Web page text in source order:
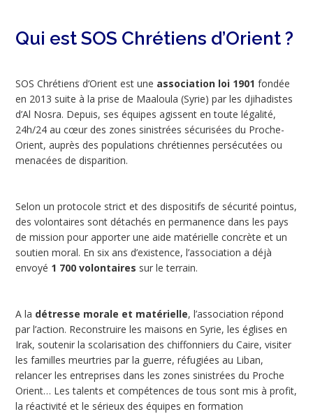
Qui est SOS Chrétiens d’Orient ?
SOS Chrétiens d’Orient est une association loi 1901 fondée
en 2013 suite à la prise de Maaloula (Syrie) par les djihadistes
d’Al Nosra. Depuis, ses équipes agissent en toute légalité,
24h/24 au cœur des zones sinistrées sécurisées du Proche-
Orient, auprès des populations chrétiennes persécutées ou
menacées de disparition.
Selon un protocole strict et des dispositifs de sécurité pointus,
des volontaires sont détachés en permanence dans les pays
de mission pour apporter une aide matérielle concrète et un
soutien moral. En six ans d’existence, l’association a déjà
envoyé 1 700 volontaires sur le terrain.
A la détresse morale et matérielle, l’association répond
par l’action. Reconstruire les maisons en Syrie, les églises en
Irak, soutenir la scolarisation des chiffonniers du Caire, visiter
les familles meurtries par la guerre, réfugiées au Liban,
relancer les entreprises dans les zones sinistrées du Proche
Orient… Les talents et compétences de tous sont mis à profit,
la réactivité et le sérieux des équipes en formation